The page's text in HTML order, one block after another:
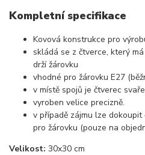
Kompletní specifikace
Kovová konstrukce pro
skládá se z čtverce, který
drží žárovku
vhodné pro žárovku E27
v místě spojů je čtverec
vyroben velice precizně.
v případě zájmu lze
pro žárovku (pouze na
Velikost: 30x30 cm